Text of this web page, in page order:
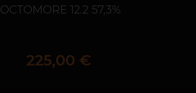
OCTOMORE 12.2 57,3%
Prix
225,00 €